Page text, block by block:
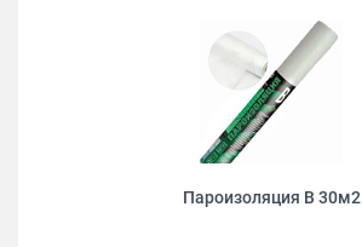
Пароизоляция B 30м2